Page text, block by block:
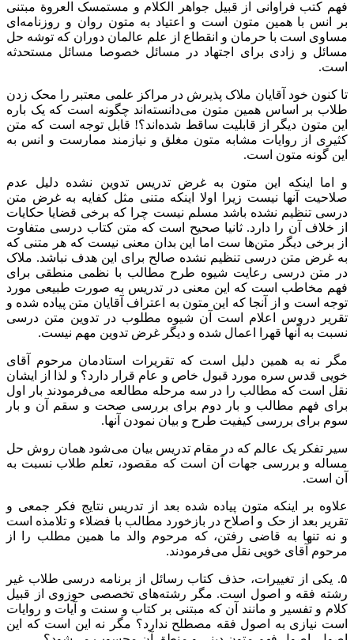
فهم کتب فراوانی از قبیل جواهر الکلام و مستمسک العروة مبتنی
بر انس با همین متون است و اعتیاد به متون روان و روزنامه‌ای
مساوی است با حرمان و انقطاع از علم عالمان دوران که توشه حل
مسائل و زادی برای اجتهاد در مسائل خصوصا مسائل مستحدثه
است.
تا کنون خود آقایان ملاک پذیرش در مراکز علمی معتبر را محک زدن
طلاب بر اساس همین متون می‌دانسته‌اند چگونه است که یک باره
این متون دیگر از قابلیت ساقط شده‌اند؟! قابل توجه است که متن
کثیری از روایات مشابه متون مغلق و نیازمند ممارست و انس به
این گونه متون است.
و اما اینکه این متون به غرض تدریس تدوین نشده دلیل عدم
صلاحیت آنها نیست زیرا اولا اینکه متنی مثل کفایه به غرض متن
درسی تنظیم نشده باشد مسلم نیست چرا که برخی قضایا حکایات
از خلاف آن را دارد. ثانیا صحیح است که متن کتاب درسی متفاوت
از برخی دیگر متن‌ها ست اما این بدان معنی نیست که هر متنی که
به غرض متن درسی تنظیم نشده صالح برای این هدف نباشد. ملاک
در متن درسی رعایت شیوه طرح مطالب با نظمی منطقی برای
فهم مخاطب است که این معنی در تدریس به صورت طبیعی مورد
توجه است و از آنجا که این متون به اعتراف آقایان متن پیاده شده و
تقریر دروس اعلام است آن شیوه مطلوب در تدوین متن درسی
نسبت به آنها قهرا اعمال شده و دیگر غرض تدوین مهم نیست.
مگر نه به همین دلیل است که تقریرات استادمان مرحوم آقای
خویی قدس سره مورد قبول خاص و عام قرار دارد؟ و لذا از ایشان
نقل است که مطالب را در سه مرحله مطالعه می‌فرمودند بار اول
برای فهم مطالب و بار دوم برای بررسی صحت و سقم آن و بار
سوم برای بررسی کیفیت طرح و بیان نمودن آنها.
سیر تفکر یک عالم که در مقام تدریس بیان می‌شود همان روش حل
مساله و بررسی جهات آن است که مقصود، تعلم طلاب نسبت به
آن است.
علاوه بر اینکه متون پیاده شده بعد از تدریس نتایج فکر جمعی و
تقریر بعد از حک و اصلاح در بازخورد مطالب با فضلاء و تلامذه است
و نه تنها به قاضی رفتن، که مرحوم والد ما همین مطلب را از
مرحوم آقای خویی نقل می‌فرمودند.
۵. یکی از تغییرات، حذف کتاب رسائل از برنامه درسی طلاب غیر
رشته فقه و اصول است. مگر رشته‌های تخصصی حوزوی از قبیل
کلام و تفسیر و مانند آن که مبتنی بر کتاب و سنت و آیات و روایات
است نیازی به اصول فقه مصطلح ندارد؟ مگر نه این است که این